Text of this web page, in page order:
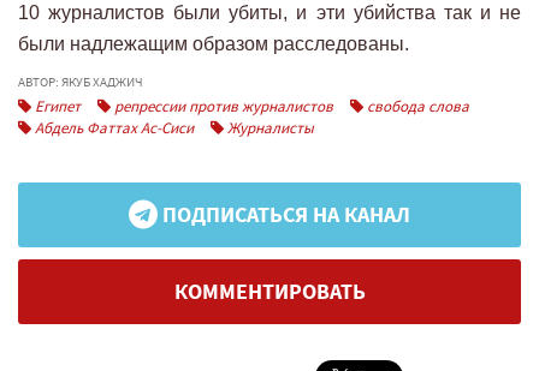
10 журналистов были убиты, и эти убийства так и не
были надлежащим образом расследованы.
АВТОР: ЯКУБ ХАДЖИЧ
Египет репрессии против журналистов
свобода слова
Абдель Фаттах Ас-Сиси
Журналисты
ПОДПИСАТЬСЯ НА КАНАЛ
КОММЕНТИРОВАТЬ